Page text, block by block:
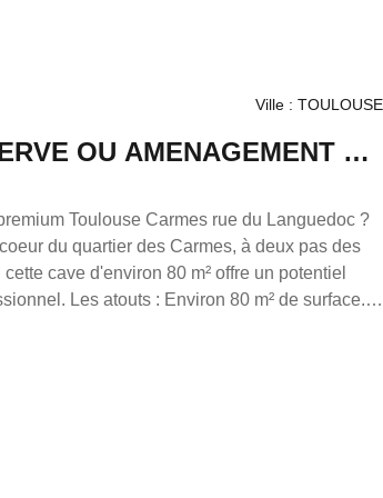
Ville : TOULOUSE
OU AMENAGEMENT EN
Toulouse Carmes rue du Languedoc ?
cave d'environ 80 m² offre un potentiel
de surface.
(sous réserve des autorisations
pratique. Secteur recherché avec une